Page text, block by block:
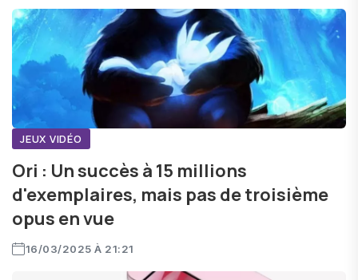
JEUX VIDÉO
Ori : Un succès à 15 millions
d'exemplaires, mais pas de troisième
opus en vue
16/03/2025 À 21:21